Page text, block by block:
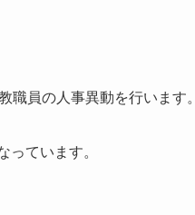
職員の人事異動を行います。
っています。